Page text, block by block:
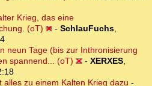
Krieg, das eine
(oT)
- SchlauFuchs,
neun Tage (bis zur Inthronisierung
spannend... (oT)
- XERXES,
alles zu einem Kalten Krieg dazu -